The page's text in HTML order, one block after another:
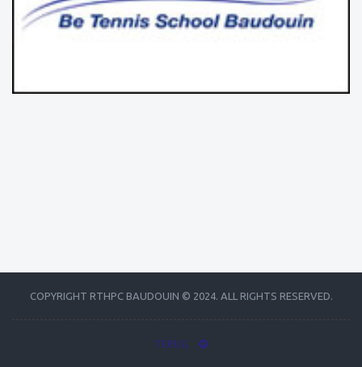
COPYRIGHT RTHPC BAUDOUIN © 2024. ALL RIGHTS RESERVED.
TERUG